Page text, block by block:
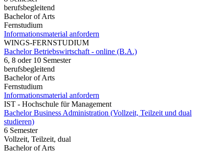
berufsbegleitend
Bachelor of Arts
Fernstudium
Informationsmaterial anfordern
WINGS-FERNSTUDIUM
Bachelor Betriebswirtschaft - online (B.A.)
6, 8 oder 10 Semester
berufsbegleitend
Bachelor of Arts
Fernstudium
Informationsmaterial anfordern
IST - Hochschule für Management
Bachelor Business Administration (Vollzeit, Teilzeit und dual
studieren)
6 Semester
Vollzeit, Teilzeit, dual
Bachelor of Arts